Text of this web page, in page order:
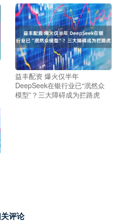
益丰配资 爆火仅半年
DeepSeek在银行业已“泯然众
模型”？三大障碍成为拦路虎
评论